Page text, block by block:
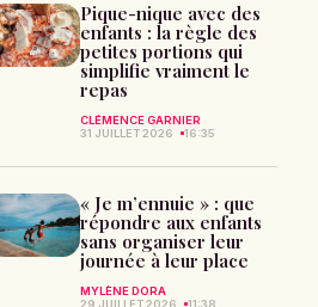
Pique-nique avec des
enfants : la règle des
petites portions qui
simplifie vraiment le
repas
CLÉMENCE GARNIER
31 JUILLET 2026
16:35
« Je m’ennuie » : que
répondre aux enfants
sans organiser leur
journée à leur place
MYLÈNE DORA
29 JUILLET 2026
11:38